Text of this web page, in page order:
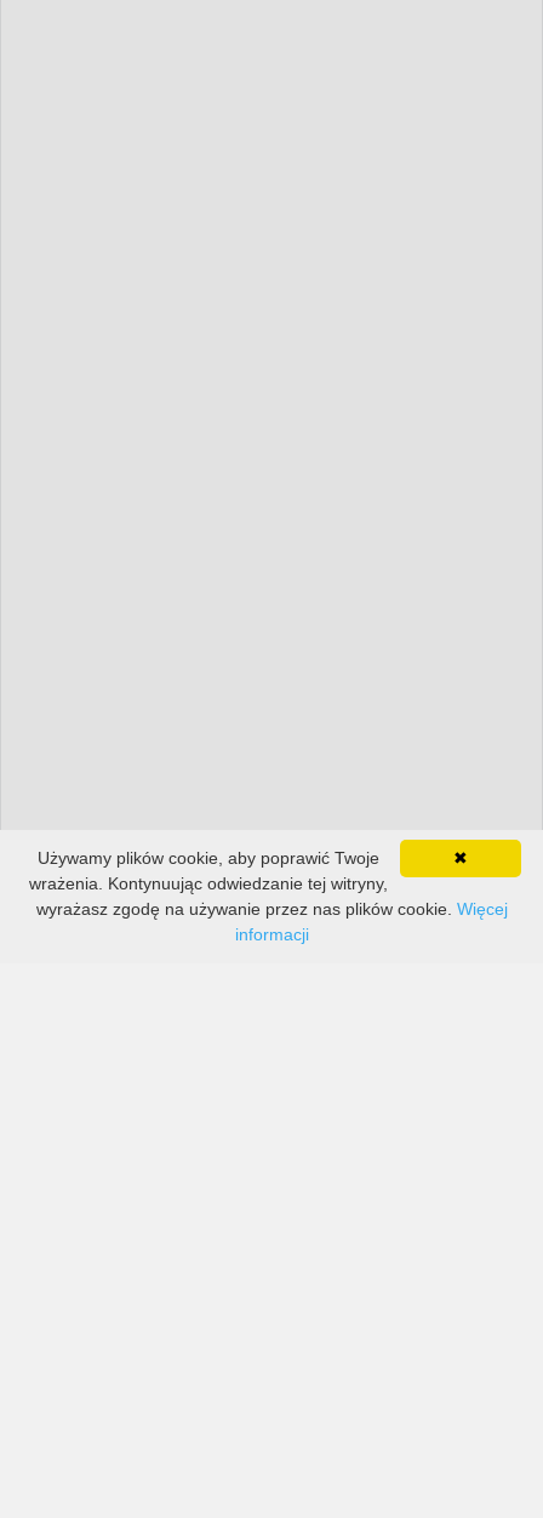
✖
Używamy plików cookie, aby poprawić Twoje
wrażenia. Kontynuując odwiedzanie tej witryny,
wyrażasz zgodę na używanie przez nas plików cookie. Więcej
informacji